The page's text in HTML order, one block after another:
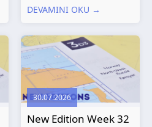
Structures – Consolidated
Shipping and the
Environment – A Guide to
Environmental
Compliance...
DEVAMINI OKU →
30.07.2026
New Edition Week 32